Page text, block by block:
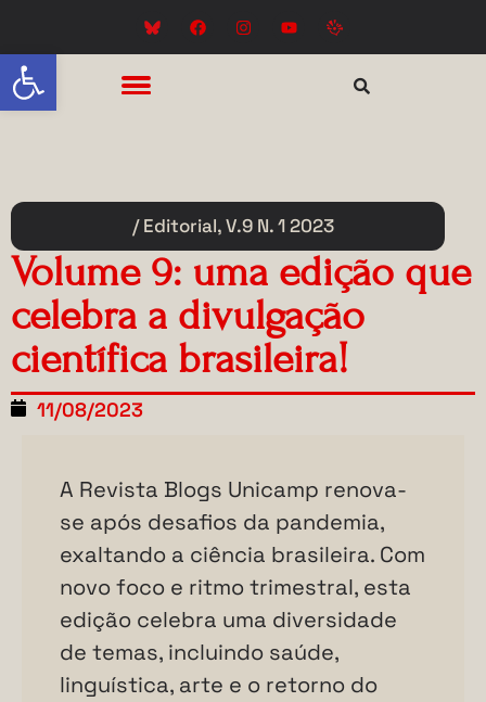
Abrir a barra de ferramentas
/ Editorial,V.9 N. 1 2023
Volume 9: uma edição que
celebra a divulgação
científica brasileira!
11/08/2023
A Revista Blogs Unicamp renova-
se após desafios da pandemia,
exaltando a ciência brasileira. Com
novo foco e ritmo trimestral, esta
edição celebra uma diversidade
de temas, incluindo saúde,
linguística, arte e o retorno do